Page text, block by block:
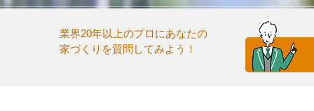
業界20年以上のプロにあなたの
家づくりを質問してみよう！